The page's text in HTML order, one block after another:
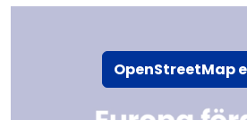
OpenStreetMap